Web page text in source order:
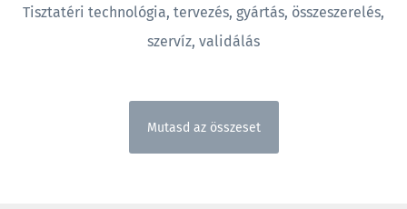
Tisztatéri technológia, tervezés, gyártás, összeszerelés,
szervíz, validálás
Mutasd az összeset